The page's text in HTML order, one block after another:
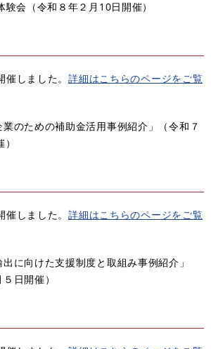
験会（令和８年２月10日開催）
催しました。詳細はこちらのページをご覧
のための補助金活用事例紹介」（令和７
催しました。詳細はこちらのページをご覧
に向けた支援制度と取組み事例紹介」
日開催）